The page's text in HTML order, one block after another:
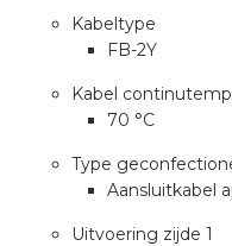
Kabeltype
FB-2Y
Kabel
70 °C
Type
Aansluitkabel
Uitvoering zijde 1